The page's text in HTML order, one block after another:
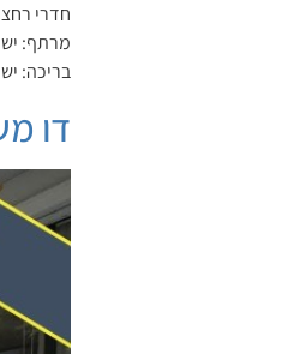
חדרי
מרתף: יש
בריכה: יש
דו